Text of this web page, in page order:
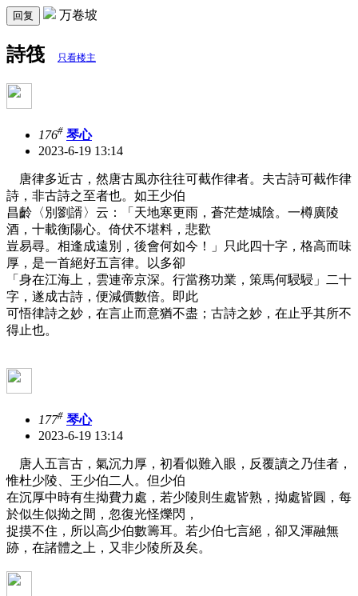
回复 万卷坡
詩筏 只看楼主
176# 琴心
2023-6-19 13:14
唐律多近古，然唐古風亦往往可截作律者。夫古詩可截作律
詩，非古詩之至者也。如王少伯
昌齡〈別劉諝〉云：「天地寒更雨，蒼茫楚城陰。一樽廣陵
酒，十載衡陽心。倚伏不堪料，悲歡
豈易尋。相逢成遠別，後會何如今！」只此四十字，格高而味
厚，是一首絕好五言律。以多卻
「身在江海上，雲連帝京深。行當務功業，策馬何駸駸」二十
字，遂成古詩，便減價數倍。即此
可悟律詩之妙，在言止而意猶不盡；古詩之妙，在止乎其所不
得止也。
177# 琴心
2023-6-19 13:14
唐人五言古，氣沉力厚，初看似難入眼，反覆讀之乃佳者，
惟杜少陵、王少伯二人。但少伯
在沉厚中時有生拗費力處，若少陵則生處皆熟，拗處皆圓，每
於似生似拗之間，忽復光怪爍閃，
捉摸不住，所以高少伯數籌耳。若少伯七言絕，卻又渾融無
跡，在諸體之上，又非少陵所及矣。